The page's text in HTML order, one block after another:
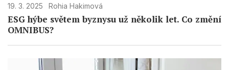
19. 3. 2025 Rohia Hakimová
ESG hýbe světem byznysu už několik let. Co změní
OMNIBUS?